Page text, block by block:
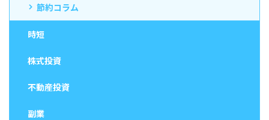
節約コラム
時短
株式投資
不動産投資
副業